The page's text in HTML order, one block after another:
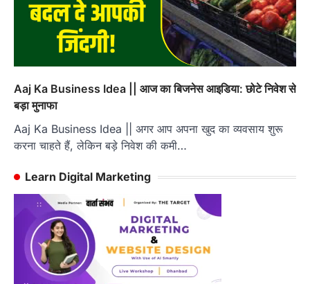
Aaj Ka Business Idea || आज का बिजनेस आइडिया: छोटे निवेश से
बड़ा मुनाफा
Aaj Ka Business Idea || अगर आप अपना खुद का व्यवसाय शुरू
करना चाहते हैं, लेकिन बड़े निवेश की कमी…
Learn Digital Marketing